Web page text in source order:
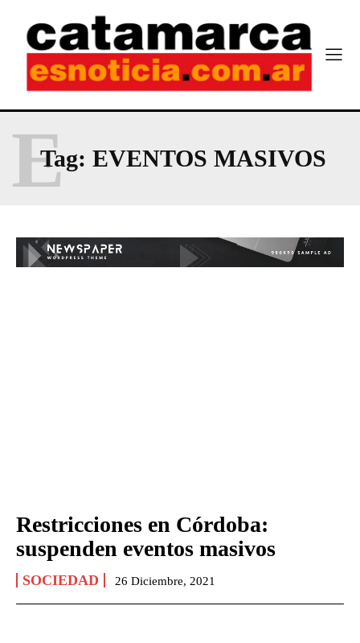
Tag: EVENTOS MASIVOS
E
Restricciones en Córdoba:
suspenden eventos masivos
SOCIEDAD 26 Diciembre, 2021